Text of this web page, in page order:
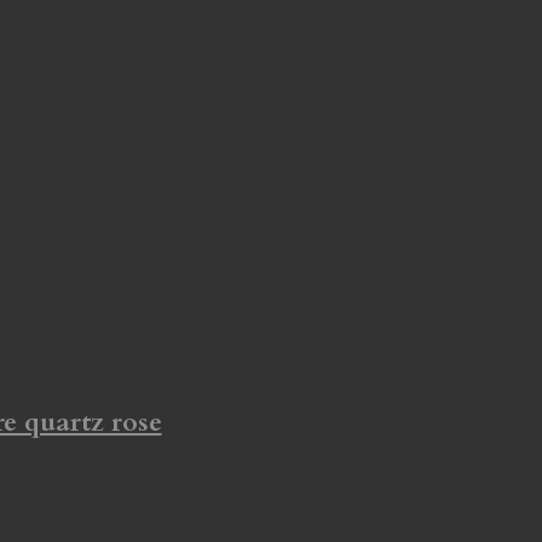
quartz rose